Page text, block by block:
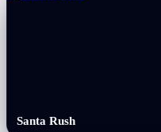
Santa Rush